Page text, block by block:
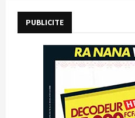
PUBLICITE